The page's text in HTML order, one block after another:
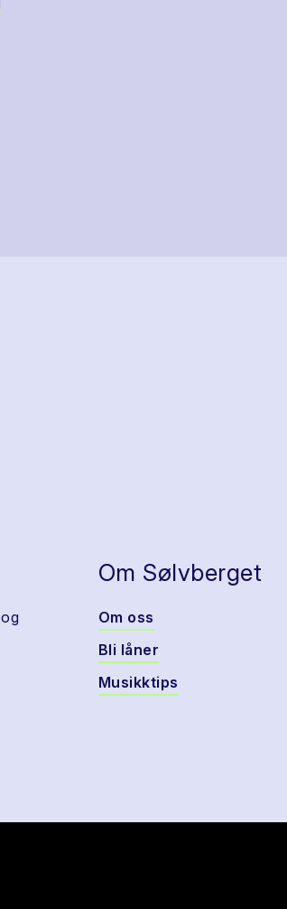
Om Sølvberget
Om oss
Bli låner
Musikktips